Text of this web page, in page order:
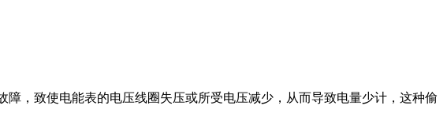
，致使电能表的电压线圈失压或所受电压减少，从而导致电量少计，这种偷